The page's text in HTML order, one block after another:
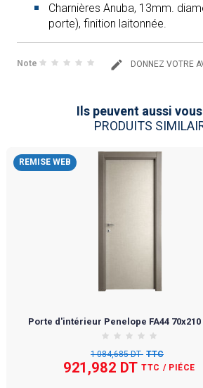
Charnières Anuba, 13mm.
porte), finition laitonnée.
Note DONNEZ VOTRE
Ils peuvent aussi
PRODUITS
REMISE WEB
Porte d'intérieur Penelope FA44
1 084,685 DT TTC
921,982 DT TTC / PIÉCE